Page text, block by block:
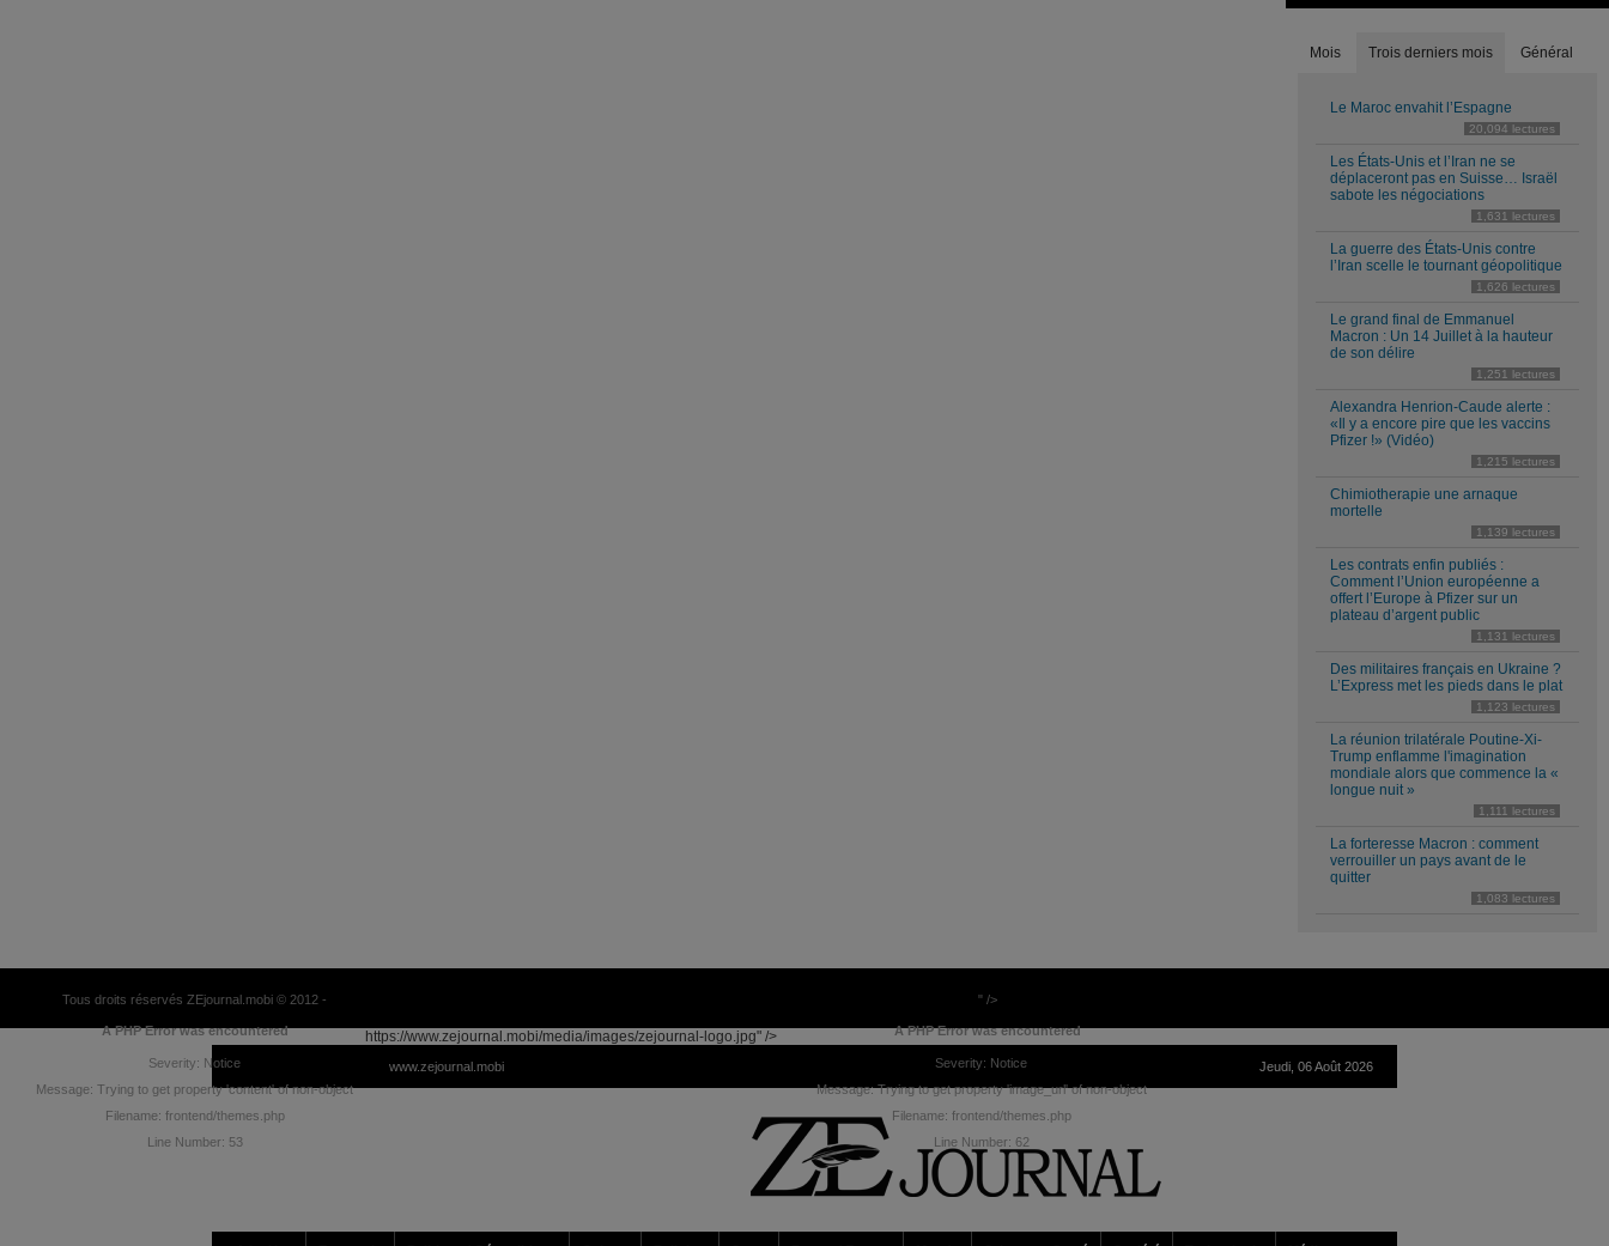
Mois Trois derniers mois Général
Le Maroc envahit l’Espagne
20,094 lectures
Les États-Unis et l’Iran ne se
déplaceront pas en Suisse… Israël
sabote les négociations
1,631 lectures
La guerre des États-Unis contre
l’Iran scelle le tournant géopolitique
1,626 lectures
Le grand final de Emmanuel
Macron : Un 14 Juillet à la hauteur
de son délire
1,251 lectures
Alexandra Henrion-Caude alerte :
«Il y a encore pire que les vaccins
Pfizer !» (Vidéo)
1,215 lectures
Chimiotherapie une arnaque
mortelle
1,139 lectures
Les contrats enfin publiés :
Comment l’Union européenne a
offert l’Europe à Pfizer sur un
plateau d’argent public
1,131 lectures
Des militaires français en Ukraine ?
L’Express met les pieds dans le plat
1,123 lectures
La réunion trilatérale Poutine-Xi-
Trump enflamme l'imagination
mondiale alors que commence la «
longue nuit »
1,111 lectures
La forteresse Macron : comment
verrouiller un pays avant de le
quitter
1,083 lectures
Tous droits réservés ZEjournal.mobi © 2012 -
A PHP Error was encountered
Severity: Notice
Message: Trying to get property 'content' of non-object
Filename: frontend/themes.php
Line Number: 53
" />
A PHP Error was encountered
Severity: Notice
Message: Trying to get property 'image_url' of non-object
Filename: frontend/themes.php
Line Number: 62
https://www.zejournal.mobi/media/images/zejournal-logo.jpg" />
www.zejournal.mobi Jeudi, 06 Août 2026